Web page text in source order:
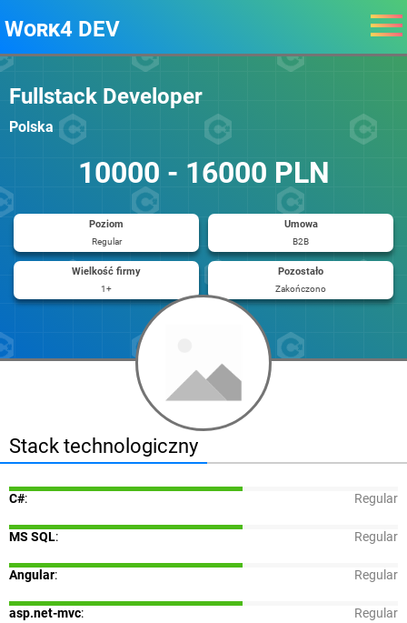
Work4 DEV
Fullstack Developer
Polska
10000 - 16000 PLN
Poziom
Regular
Umowa
B2B
Wielkość firmy
1+
Pozostało
Zakończono
Stack technologiczny
C#: Regular
MS SQL: Regular
Angular: Regular
asp.net-mvc: Regular